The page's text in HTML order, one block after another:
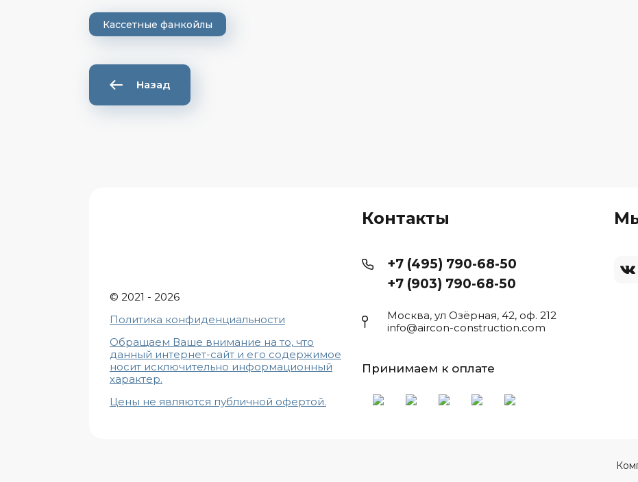
Кассетные фанкойлы
Назад
© 2021 - 2026
Политика конфиденциальности
Обращаем Ваше внимание на то, что
данный интернет-сайт и его содержимое
носит исключительно информационный
характер.
Цены не являются публичной офертой.
Контакты
+7 (495) 790-68-50
+7 (903) 790-68-50
Москва, ул Озёрная, 42, оф. 212
info@aircon-construction.com
Принимаем к оплате